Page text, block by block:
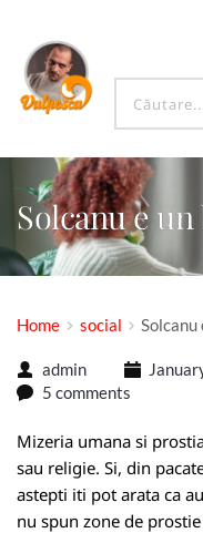
Solcanu e un
Home social Solcanu
admin
5 comments
Mizeria umana si
sau religie. Si, din
astepti iti pot arata ca
nu spun zone de